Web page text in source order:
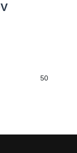
50